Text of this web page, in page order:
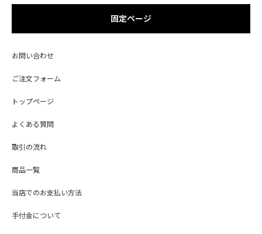
固定ページ
お問い合わせ
ご注文フォーム
トップページ
よくある質問
取引の流れ
商品一覧
当店でのお支払い方法
手付金について